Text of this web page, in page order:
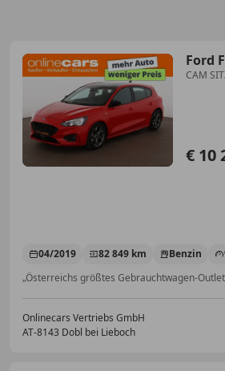
Ford
CAM
€ 10
04/2019 82 849 km Benzin
„Österreichs größtes Gebrauchtwagen-
Onlinecars Vertriebs GmbH
AT-8143 Dobl bei Lieboch